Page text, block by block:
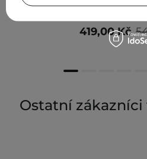
- Revitalizační sérum s
419,00 Kč
Ostatní